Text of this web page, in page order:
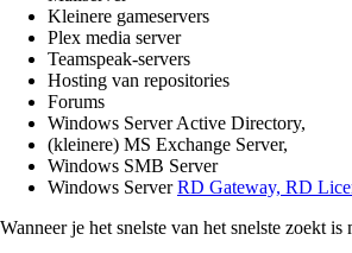
Kleinere gameservers
Plex media server
Teamspeak-servers
Hosting van repositories
Forums
Windows Server Active Directory,
(kleinere) MS Exchange Server,
Windows SMB Server
Windows ServerRD Gateway, RD
Wanneer je het snelste van het snelste zoekt